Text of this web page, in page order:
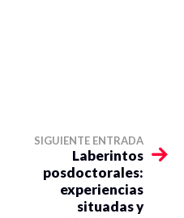
SIGUIENTE ENTRADA
Laberintos
posdoctorales:
experiencias
situadas y